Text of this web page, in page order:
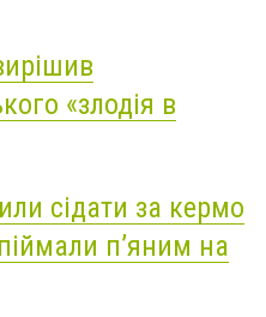
«злодія в
сідати за кермо
п’яним на